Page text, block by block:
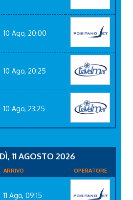
10 Ago, 20:00
10 Ago, 20:25
10 Ago, 23:25
11 AGOSTO 2026
ARRIVO OPERATORE
11 Ago, 09:15